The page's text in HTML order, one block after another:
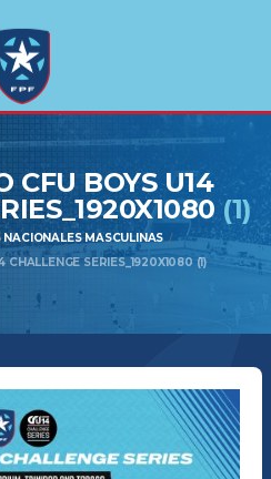
CFU BOYS U14
(1)
NACIONALES MASCULINAS
SERIES_1920X1080 (1)